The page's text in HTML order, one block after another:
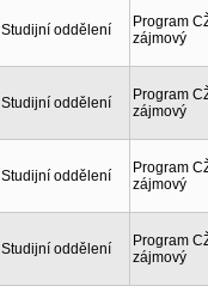
Studijní oddělení
Program
zájmový
Studijní oddělení
Program
zájmový
Studijní oddělení
Program
zájmový
Studijní oddělení
Program
zájmový